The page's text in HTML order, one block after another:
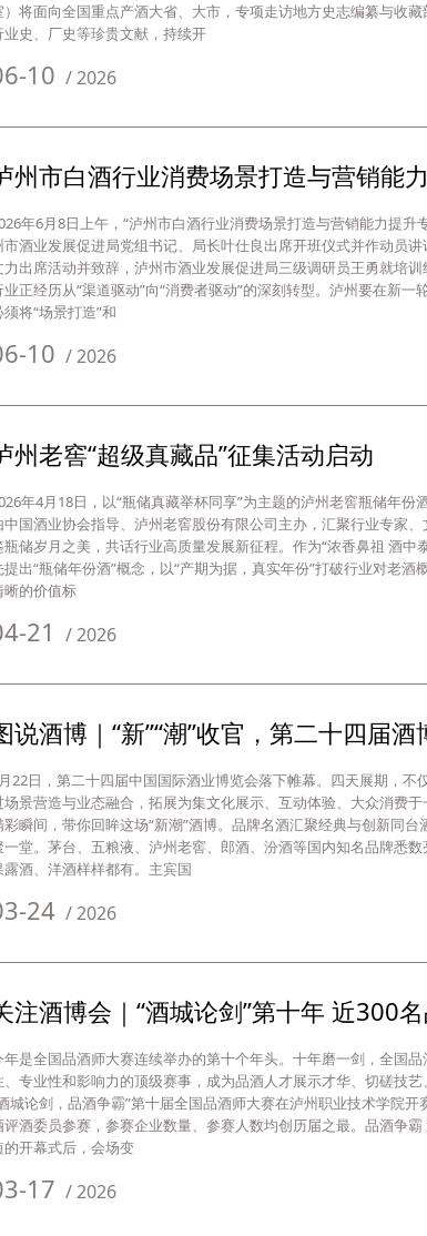
）将面向全国重点产酒大省、大市，专项走访地方史志编纂与收藏
业史、厂史等珍贵文献，持续开
10 /2026
州市白酒行业消费场景打造与营销能
年6月8日上午，“泸州市白酒行业消费场景打造与营销能力提升
市酒业发展促进局党组书记、局长叶仕良出席开班仪式并作动员
力出席活动并致辞，泸州市酒业发展促进局三级调研员王勇就培
业正经历从“渠道驱动”向“消费者驱动”的深刻转型。泸州要在新一
须将“场景打造”和
10 /2026
州老窖“超级真藏品”征集活动启动
年4月18日，以“瓶储真藏举杯同享”为主题的泸州老窖瓶储年份
中国酒业协会指导、泸州老窖股份有限公司主办，汇聚行业专家
瓶储岁月之美，共话行业高质量发展新征程。作为“浓香鼻祖 酒中
提出“瓶储年份酒”概念，以“产期为据，真实年份”打破行业对老酒
晰的价值标
21 /2026
说酒博｜“新”“潮”收官，第二十四届
22日，第二十四届中国国际酒业博览会落下帷幕。四天展期，不
场景营造与业态融合，拓展为集文化展示、互动体验、大众消费
彩瞬间，带你回眸这场“新潮”酒博。品牌名酒汇聚经典与创新同
一堂。茅台、五粮液、泸州老窖、郎酒、汾酒等国内知名品牌悉数
露酒、洋酒样样都有。主宾国
24 /2026
注酒博会｜“酒城论剑”第十年 近300
年是全国品酒师大赛连续举办的第十个年头。十年磨一剑，全国
、专业性和影响力的顶级赛事，成为品酒人才展示才华、切磋技艺
城论剑，品酒争霸”第十届全国品酒师大赛在泸州职业技术学院
评酒委员参赛，参赛企业数量、参赛人数均创历届之最。品酒争
的开幕式后，会场变
17 /2026